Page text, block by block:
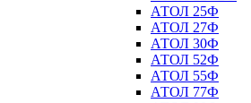
АТОЛ 25Ф
АТОЛ 27Ф
АТОЛ 30Ф
АТОЛ 52Ф
АТОЛ 55Ф
АТОЛ 77Ф